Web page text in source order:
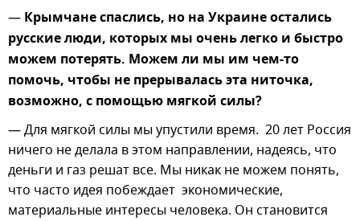
— Крымчане спаслись, но на Украине остались
русские люди, которых мы очень легко и быстро
можем потерять. Можем ли мы им чем-то
помочь, чтобы не прерывалась эта ниточка,
возможно, с помощью мягкой силы?
— Для мягкой силы мы упустили время. 20 лет Россия
ничего не делала в этом направлении, надеясь, что
деньги и газ решат все. Мы никак не можем понять,
что часто идея побеждает экономические,
материальные интересы человека. Он становится